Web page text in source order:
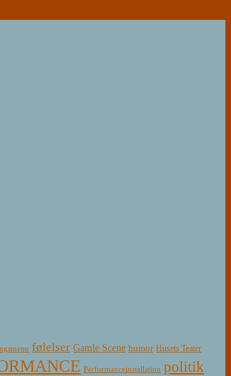
følelser Gamle Scene humor Husets Teater
Performanceinstallation politik